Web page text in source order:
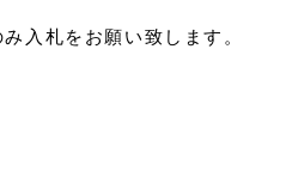
入札をお願い致します。